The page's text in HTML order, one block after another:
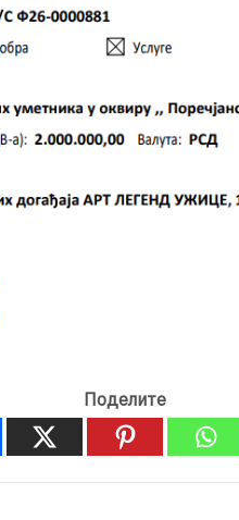
Поделите